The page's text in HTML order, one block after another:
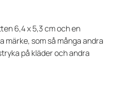
6,4 x 5,3 cm och en
märke, som så många andra
på kläder och andra